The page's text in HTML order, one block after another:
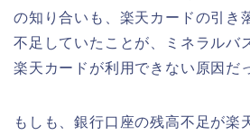
の知り合いも、楽天カードの引き
不足していたことが、ミネラルバ
楽天カードが利用できない原因だ
もしも、銀行口座の残高不足が楽